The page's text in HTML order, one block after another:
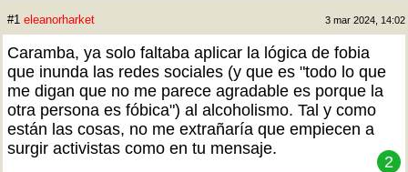
#1 eleanorharket 3 mar 2024, 14:02
Caramba, ya solo faltaba aplicar la lógica de fobia
que inunda las redes sociales (y que es "todo lo que
me digan que no me parece agradable es porque la
otra persona es fóbica") al alcoholismo. Tal y como
están las cosas, no me extrañaría que empiecen a
surgir activistas como en tu mensaje.
2